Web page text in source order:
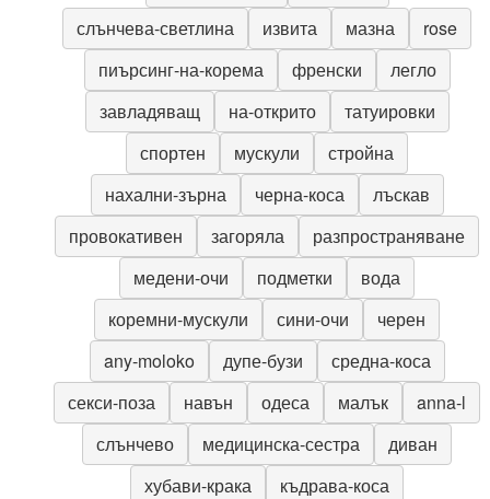
слънчева-светлина
извита мазна
rose
пиърсинг-на-корема
френски
легло
завладяващ
на-открито
татуировки
спортен
мускули
стройна
нахални-зърна
черна-коса
лъскав
провокативен
загоряла
разпространяване
медени-очи
подметки
вода
коремни-мускули
сини-очи
черен
any-moloko
дупе-бузи
средна-коса
секси-поза
навън одеса малък
anna-l
слънчево
медицинска-сестра
диван
хубави-крака
къдрава-коса